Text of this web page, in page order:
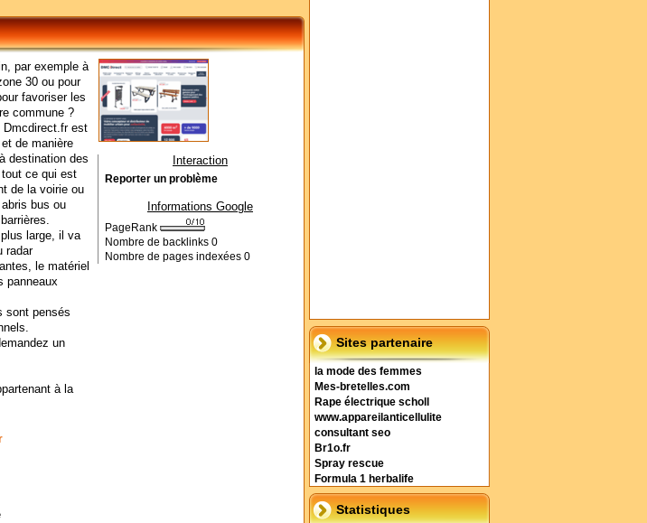
Sites partenaire
la mode des femmes
Mes-bretelles.com
Rape électrique scholl
www.appareilanticellulite
consultant seo
Br1o.fr
Spray rescue
Formula 1 herbalife
Statistiques
par exemple à
30 ou pour
favoriser les
commune ?
Dmcdirect.fr est
de manière
destination des
ce qui est
de la voirie ou
bus ou
large, il va
radar
le matériel
panneaux
sont pensés
un
à la
Interaction
Reporter un problème
Informations Google
PageRank
Nombre de backlinks 0
Nombre de pages indexées 0